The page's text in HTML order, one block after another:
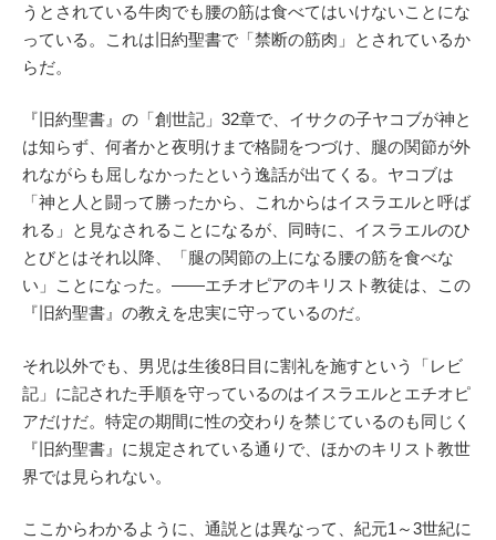
うとされている牛肉でも腰の筋は食べてはいけないことにな
っている。これは旧約聖書で「禁断の筋肉」とされているか
らだ。
『旧約聖書』の「創世記」32章で、イサクの子ヤコブが神と
は知らず、何者かと夜明けまで格闘をつづけ、腿の関節が外
れながらも屈しなかったという逸話が出てくる。ヤコブは
「神と人と闘って勝ったから、これからはイスラエルと呼ば
れる」と見なされることになるが、同時に、イスラエルのひ
とびとはそれ以降、「腿の関節の上になる腰の筋を食べな
い」ことになった。――エチオピアのキリスト教徒は、この
『旧約聖書』の教えを忠実に守っているのだ。
それ以外でも、男児は生後8日目に割礼を施すという「レビ
記」に記された手順を守っているのはイスラエルとエチオピ
アだけだ。特定の期間に性の交わりを禁じているのも同じく
『旧約聖書』に規定されている通りで、ほかのキリスト教世
界では見られない。
ここからわかるように、通説とは異なって、紀元1～3世紀に